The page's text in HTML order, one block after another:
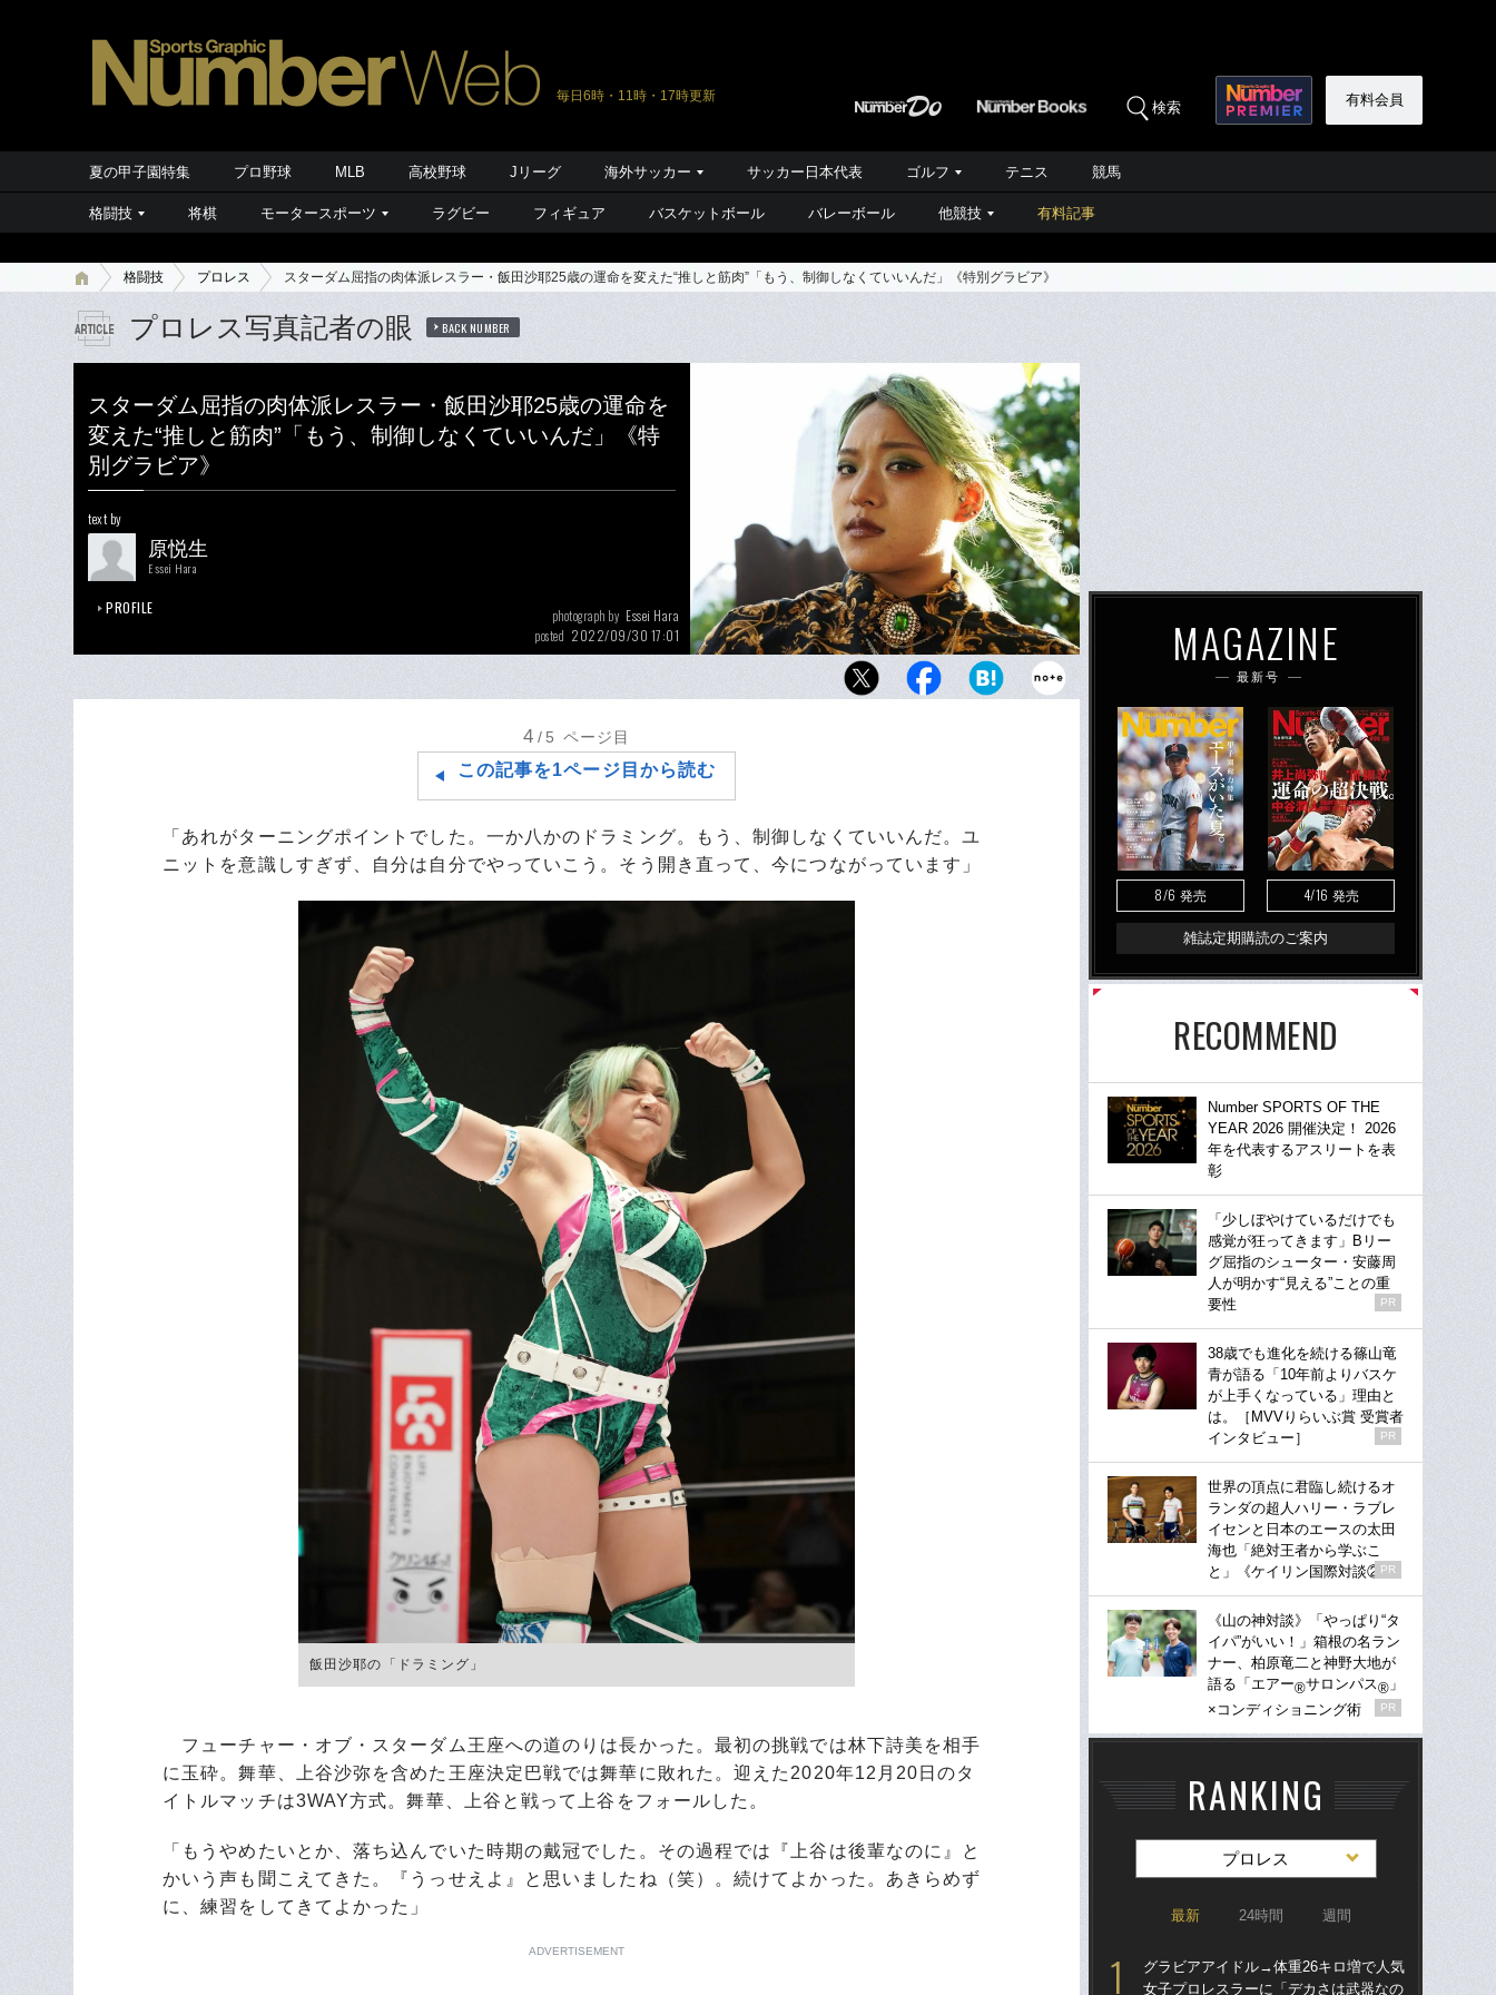
毎日6時・11時・17時更新
検索 有料会員
夏の甲子園特集 プロ野球 MLB 高校野球 Jリーグ 海外サッカー サッカー日本代表 ゴルフ テニス 競馬
格闘技 将棋 モータースポーツ ラグビー フィギュア バスケットボール バレーボール 他競技 有料記事
格闘技 プロレス スターダム屈指の肉体派レスラー・飯田沙耶25歳の運命を変えた“推しと筋肉”「もう、制御しなくていいんだ」《特別グラビア》
プロレス写真記者の眼 BACK NUMBER
スターダム屈指の肉体派レスラー・飯田沙耶25歳の運命を
変えた“推しと筋肉”「もう、制御しなくていいんだ」《特
別グラビア》
text by
原悦生
Essei Hara
PROFILE photograph by Essei Hara
posted 2022/09/30 17:01
スターダムきっての肉体派レスラーとして活躍する飯田沙
4 /5 ページ目
この記事を1ページ目から読む
「あれがターニングポイントでした。一か八かのドラミング。もう、制御しなくていいんだ。ユ
ニットを意識しすぎず、自分は自分でやっていこう。そう開き直って、今につながっています」
飯田沙耶の「ドラミング」
フューチャー・オブ・スターダム王座への道のりは長かった。最初の挑戦では林下詩美を相手
に玉砕。舞華、上谷沙弥を含めた王座決定巴戦では舞華に敗れた。迎えた2020年12月20日のタ
イトルマッチは3WAY方式。舞華、上谷と戦って上谷をフォールした。
「もうやめたいとか、落ち込んでいた時期の戴冠でした。その過程では『上谷は後輩なのに』と
かいう声も聞こえてきた。『うっせえよ』と思いましたね（笑）。続けてよかった。あきらめず
に、練習をしてきてよかった」
ADVERTISEMENT
MAGAZINE
最新号
8/6 発売 4/16 発売
雑誌定期購読のご案内
RECOMMEND
Number SPORTS OF THE
YEAR 2026 開催決定！ 2026
年を代表するアスリートを表
彰
「少しぼやけているだけでも
感覚が狂ってきます」Bリー
グ屈指のシューター・安藤周
人が明かす“見える”ことの重
要性
PR
38歳でも進化を続ける篠山竜
青が語る「10年前よりバスケ
が上手くなっている」理由と
は。［MVVりらいぶ賞 受賞者
インタビュー］
PR
世界の頂点に君臨し続けるオ
ランダの超人ハリー・ラブレ
イセンと日本のエースの太田
海也「絶対王者から学ぶこ
と」《ケイリン国際対談②》
PR
《山の神対談》「やっぱり“タ
イパ”がいい！」箱根の名ラン
ナー、柏原竜二と神野大地が
語る「エアー®サロンパス® 」
×コンディショニング術
PR
RANKING
プロレス
最新 24時間 週間
グラビアアイドル→体重26キロ増で人気
女子プロレスラーに「デカさは武器なの